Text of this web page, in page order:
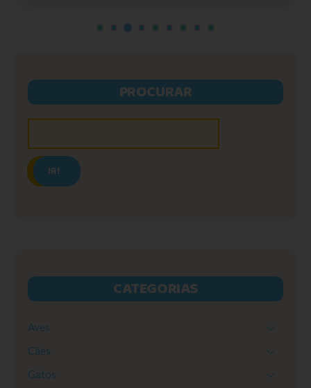
PROCURAR
IR!
CATEGORIAS
Aves
Cães
Gatos